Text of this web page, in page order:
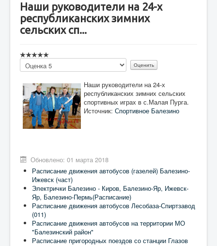
Наши руководители на 24-х
республиканских зимних
сельских сп...
Пожалуйста,
оцените
Наши руководители на 24-х
республиканских зимних сельских
спортивных играх в с.Малая Пурга.
Источник: Спортивное Балезино
Обновлено: 01 марта 2018
Расписание движения автобусов (газелей) Балезино-
Ижевск (част)
Электрички Балезино - Киров, Балезино-Яр, Ижевск-
Яр, Балезино-Пермь(Расписание)
Расписание движения автобусов Лесобаза-Спиртзавод
(011)
Расписание движения автобусов на территории МО
"Балезинский район"
Расписание пригородных поездов со станции Глазов